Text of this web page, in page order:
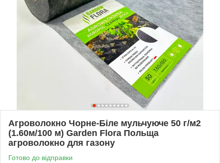
Агроволокно Чорне-Біле мульчуюче 50 г/м2
(1.60м/100 м) Garden Flora Польща
агроволокно для газону
Готово до відправки